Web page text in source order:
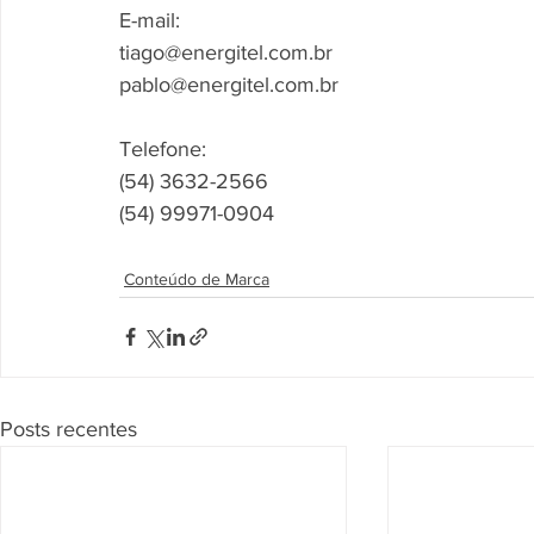
E-mail:
tiago@energitel.com.br
pablo@energitel.com.br
Telefone:
(54) 3632-2566
(54) 99971-0904
Conteúdo de Marca
Posts recentes